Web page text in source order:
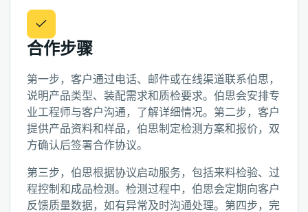
合作步骤
第一步，客户通过电话、邮件或在线渠道联系伯思，
说明产品类型、装配需求和质检要求。伯思会安排专
业工程师与客户沟通，了解详细情况。第二步，客户
提供产品资料和样品，伯思制定检测方案和报价，双
方确认后签署合作协议。
第三步，伯思根据协议启动服务，包括来料检验、过
程控制和成品检测。检测过程中，伯思会定期向客户
反馈质量数据，如有异常及时沟通处理。第四步，完